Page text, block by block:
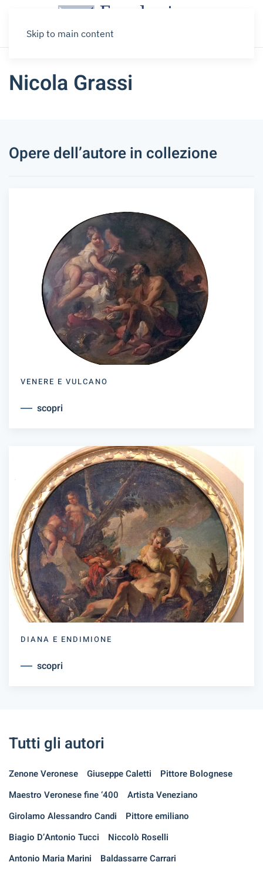
Skip to main content
Nicola Grassi
Opere dell’autore in collezione
VENERE E VULCANO
scopri
DIANA E ENDIMIONE
scopri
Tutti gli autori
Zenone Veronese Giuseppe Caletti
Pittore Bolognese
Maestro Veronese fine ‘400
Artista Veneziano
Girolamo Alessandro Candi
Pittore emiliano
Biagio D’Antonio Tucci
Niccolò Roselli
Antonio Maria Marini
Baldassarre Carrari